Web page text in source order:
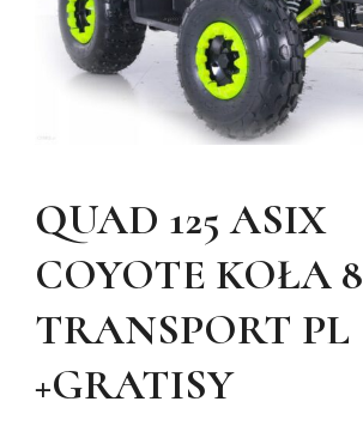
QUAD 125 ASIX
COYOTE KOŁA 8
TRANSPORT PL
+GRATISY